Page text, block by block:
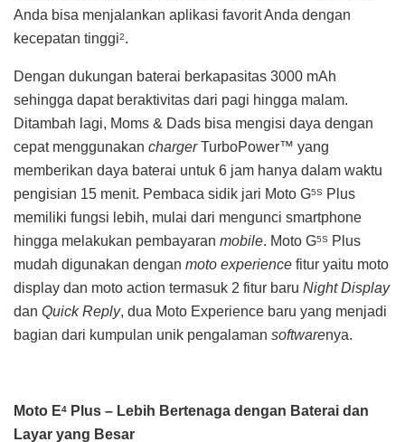
Anda bisa menjalankan aplikasi favorit Anda dengan
kecepatan tinggi2.
Dengan dukungan baterai berkapasitas 3000 mAh
sehingga dapat beraktivitas dari pagi hingga malam.
Ditambah lagi, Moms & Dads bisa mengisi daya dengan
cepat menggunakan chargerTurboPower™ yang
memberikan daya baterai untuk 6 jam hanya dalam waktu
pengisian 15 menit. Pembaca sidik jari Moto G5S
Plus
memiliki fungsi lebih, mulai dari mengunci smartphone
hingga melakukan pembayaran mobile. Moto G5S
Plus
mudah digunakan dengan moto experience fitur yaitu moto
display dan moto action termasuk 2 fitur baru Night Display
dan Quick Reply, dua Moto Experience baru yang menjadi
bagian dari kumpulan unik pengalaman softwarenya.
Moto E4
Plus – Lebih Bertenaga dengan Baterai dan
Layar yang Besar